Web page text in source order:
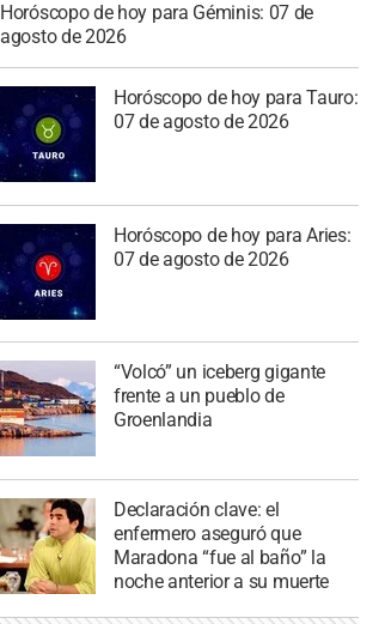
Horóscopo de hoy para Géminis: 07 de
agosto de 2026
Horóscopo de hoy para Tauro:
07 de agosto de 2026
Horóscopo de hoy para Aries:
07 de agosto de 2026
“Volcó” un iceberg gigante
frente a un pueblo de
Groenlandia
Declaración clave: el
enfermero aseguró que
Maradona “fue al baño” la
noche anterior a su muerte